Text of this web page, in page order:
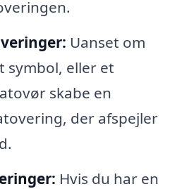
Uanset om
symbol, eller et
skabe en
der afspejler
Hvis du har en